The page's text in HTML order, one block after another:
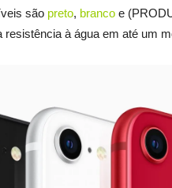
são preto, branco e
à água em até um